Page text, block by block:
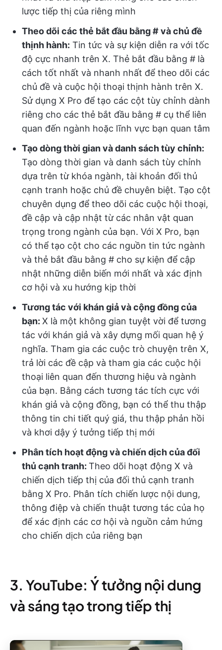
lược tiếp thị của riêng mình
Theo dõi các thẻ bắt đầu bằng # và chủ đề
thịnh hành: Tin tức và sự kiện diễn ra với tốc
độ cực nhanh trên X. Thẻ bắt đầu bằng # là
cách tốt nhất và nhanh nhất để theo dõi các
chủ đề và cuộc hội thoại thịnh hành trên X.
Sử dụng X Pro để tạo các cột tùy chỉnh dành
riêng cho các thẻ bắt đầu bằng # cụ thể liên
quan đến ngành hoặc lĩnh vực bạn quan tâm
Tạo dòng thời gian và danh sách tùy chỉnh:
Tạo dòng thời gian và danh sách tùy chỉnh
dựa trên từ khóa ngành, tài khoản đối thủ
cạnh tranh hoặc chủ đề chuyên biệt. Tạo cột
chuyên dụng để theo dõi các cuộc hội thoại,
đề cập và cập nhật từ các nhân vật quan
trọng trong ngành của bạn. Với X Pro, bạn
có thể tạo cột cho các nguồn tin tức ngành
và thẻ bắt đầu bằng # cho sự kiện để cập
nhật những diễn biến mới nhất và xác định
cơ hội và xu hướng kịp thời
Tương tác với khán giả và cộng đồng của
bạn: X là một không gian tuyệt vời để tương
tác với khán giả và xây dựng mối quan hệ ý
nghĩa. Tham gia các cuộc trò chuyện trên X,
trả lời các đề cập và tham gia các cuộc hội
thoại liên quan đến thương hiệu và ngành
của bạn. Bằng cách tương tác tích cực với
khán giả và cộng đồng, bạn có thể thu thập
thông tin chi tiết quý giá, thu thập phản hồi
và khơi dậy ý tưởng tiếp thị mới
Phân tích hoạt động và chiến dịch của đối
thủ cạnh tranh: Theo dõi hoạt động X và
chiến dịch tiếp thị của đối thủ cạnh tranh
bằng X Pro. Phân tích chiến lược nội dung,
thông điệp và chiến thuật tương tác của họ
để xác định các cơ hội và nguồn cảm hứng
cho chiến dịch của riêng bạn
3. YouTube: Ý tưởng nội dung
và sáng tạo trong tiếp thị